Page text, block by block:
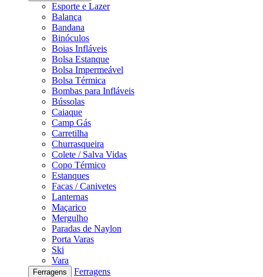
Esporte e Lazer
Balança
Bandana
Binóculos
Boias Infláveis
Bolsa Estanque
Bolsa Impermeável
Bolsa Térmica
Bombas para Infláveis
Bússolas
Caiaque
Camp Gás
Carretilha
Churrasqueira
Colete / Salva Vidas
Copo Térmico
Estanques
Facas / Canivetes
Lanternas
Maçarico
Mergulho
Paradas de Naylon
Porta Varas
Ski
Vara
Ferragens
Ferragens